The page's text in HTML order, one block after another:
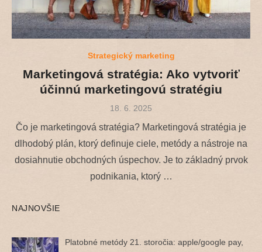
Strategický marketing
Marketingová stratégia: Ako vytvoriť
účinnú marketingovú stratégiu
Posted
18. 6. 2025
Čo je marketingová stratégia? Marketingová stratégia je
dlhodobý plán, ktorý definuje ciele, metódy a nástroje na
dosiahnutie obchodných úspechov. Je to základný prvok
podnikania, ktorý …
NAJNOVŠIE
Platobné metódy 21. storočia: apple/google pay,